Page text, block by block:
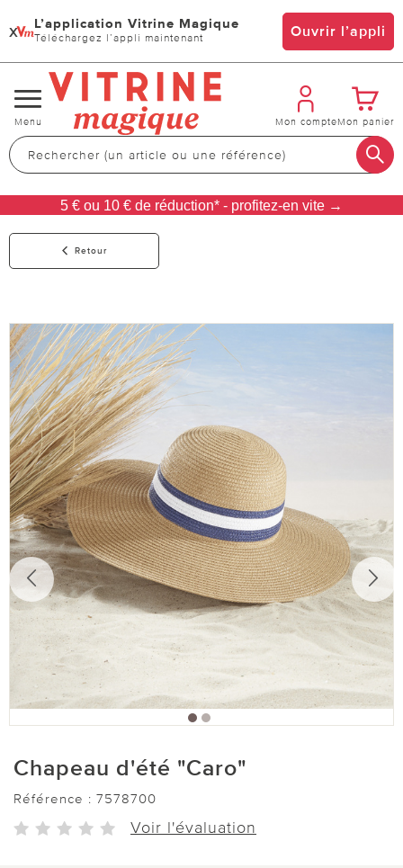
x L’application Vitrine Magique
Téléchargez l’appli maintenant Ouvrir l’appli
Changer
de
navigation
Menu Mon compteMon panier
5 € ou 10 € de réduction* - profitez-en vite →
Retour
Chapeau d'été "Caro"
Référence : 7578700
Voir l'évaluation